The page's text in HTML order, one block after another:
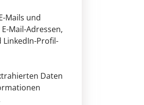
Mails und
Mail-Adressen,
Profil-
Daten